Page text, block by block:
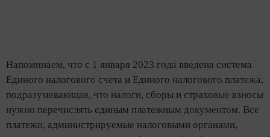
Напоминаем, что с 1 января 2023 года введена система
Единого налогового счета и Единого налогового платежа,
подразумевающая, что налоги, сборы и страховые взносы
нужно перечислять единым платежным документом. Все
платежи, администрируемые налоговыми органами,